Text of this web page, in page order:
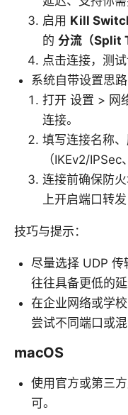
启用 Kill
的 分流（Split
点击连接，测
系统自带设置思
打开 设置 > 网
连接。
填写连接名称
（IKEv2/
连接前确保防
上开启端口转发
技巧与提示：
尽量选择 UDP 传
往往具备更低的延
在企业网络或学
尝试不同端口或混
macOS
使用官方或第三
可。